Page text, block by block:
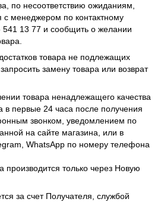
по несоответствию ожиданиям,
с менеджером по контактному
13 77 и сообщить о желании
товара не подлежащих
замену товара или возврат
товара ненадлежащего качества
в первые 24 часа после получения
звонком, уведомлением по
на сайте магазина, или в
WhatsApp по номеру телефона
производится только через Новую
за счет Получателя, службой